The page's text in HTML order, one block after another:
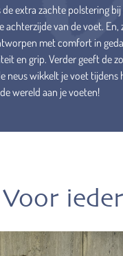
extra zachte polstering bij
van de voet. En,
met comfort in
en grip. Verder geeft de
neus wikkelt je voet tijdens
wereld aan je voeten!
Voor